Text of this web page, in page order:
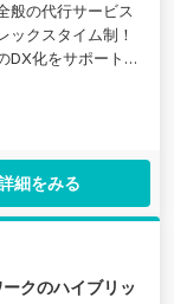
般の代行サービス
ックスタイム制！
DX化をサポートす
人です。
細をみる
クのハイブリッ